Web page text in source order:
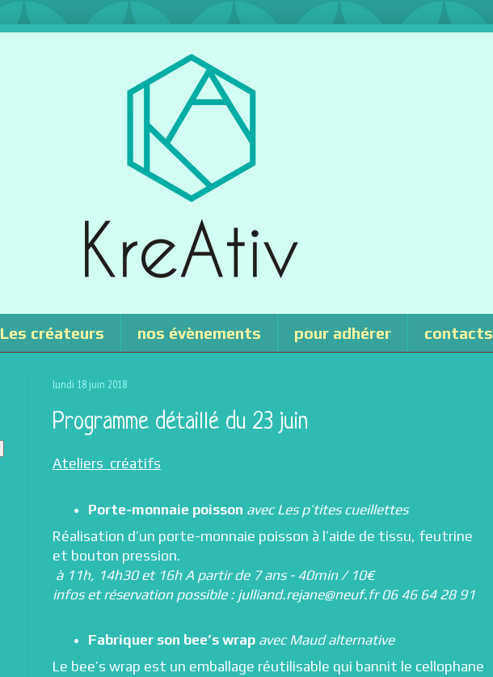
Les créateurs nos évènements pour adhérer contacts
lundi 18 juin 2018
Programme détaillé du 23 juin
Ateliers créatifs
Porte-monnaie poisson avec Les p’tites cueillettes
Réalisation d’un porte-monnaie poisson à l’aide de tissu, feutrine
et bouton pression.
à 11h, 14h30 et 16h A partir de 7 ans - 40min / 10€
infos et réservation possible : julliand.rejane@neuf.fr 06 46 64 28 91
Fabriquer son bee’s wrap avec Maud alternative
Le bee’s wrap est un emballage réutilisable qui bannit le cellophane